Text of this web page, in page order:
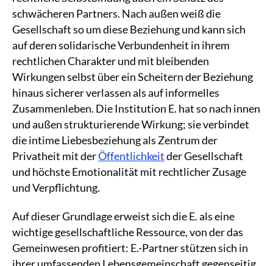
schwächeren Partners. Nach außen weiß die
Gesellschaft so um diese Beziehung und kann sich
auf deren solidarische Verbundenheit in ihrem
rechtlichen Charakter und mit bleibenden
Wirkungen selbst über ein Scheitern der Beziehung
hinaus sicherer verlassen als auf informelles
Zusammenleben. Die Institution E. hat so nach innen
und außen strukturierende Wirkung; sie verbindet
die intime Liebesbeziehung als Zentrum der
Privatheit mit derÖffentlichkeitder Gesellschaft
und höchste Emotionalität mit rechtlicher Zusage
und Verpflichtung.
Auf dieser Grundlage erweist sich die E. als eine
wichtige gesellschaftliche Ressource, von der das
Gemeinwesen profitiert: E.-Partner stützen sich in